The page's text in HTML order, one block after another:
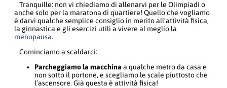
Tranquille: non vi chiediamo di allenarvi per le Olimpiadi o
anche solo per la maratona di quartiere! Quello che vogliamo
è darvi qualche semplice consiglio in merito all’attività fisica,
la ginnastica e gli esercizi utili a vivere al meglio la
menopausa.
Cominciamo a scaldarci:
Parcheggiamo la macchina a qualche metro da casa e
non sotto il portone, e scegliamo le scale piuttosto che
l’ascensore. Già questa è attività fisica!